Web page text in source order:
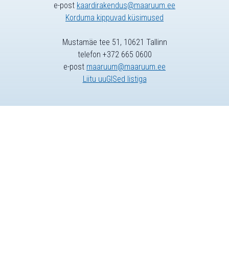
e-post kaardirakendus@maaruum.ee
Korduma kippuvad küsimused
Mustamäe tee 51, 10621 Tallinn
telefon +372 665 0600
e-post maaruum@maaruum.ee
Liitu uuGISed listiga